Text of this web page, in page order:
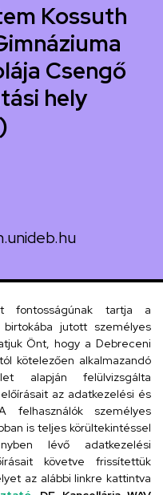
Kossuth
Csengő
hely
fontosságúnak tartja a
jutott személyes
Önt, hogy a Debreceni
kötelezően alkalmazandó
alapján felülvizsgálta
az adatkezelési és
felhasználók személyes
is teljes körültekintéssel
lévő adatkezelési
követve frissítettük
az alábbi linkre kattintva